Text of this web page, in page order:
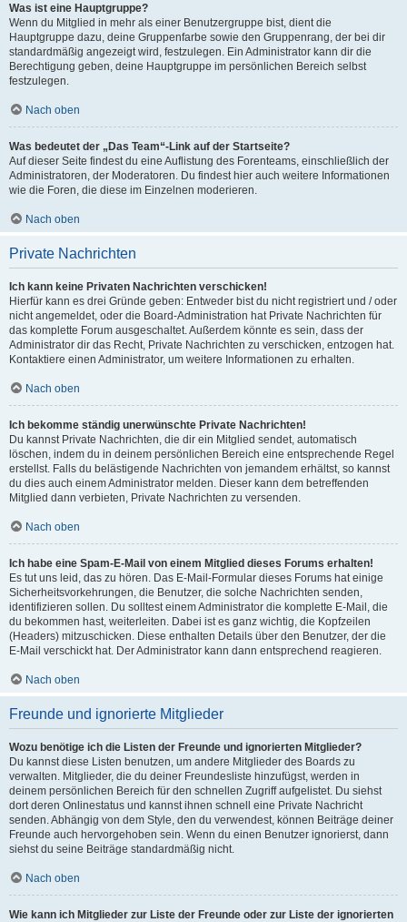
Was ist eine Hauptgruppe?
Wenn du Mitglied in mehr als einer Benutzergruppe bist, dient die
Hauptgruppe dazu, deine Gruppenfarbe sowie den Gruppenrang, der bei dir
standardmäßig angezeigt wird, festzulegen. Ein Administrator kann dir die
Berechtigung geben, deine Hauptgruppe im persönlichen Bereich selbst
festzulegen.
Nach oben
Was bedeutet der „Das Team“-Link auf der Startseite?
Auf dieser Seite findest du eine Auflistung des Forenteams, einschließlich der
Administratoren, der Moderatoren. Du findest hier auch weitere Informationen
wie die Foren, die diese im Einzelnen moderieren.
Nach oben
Private Nachrichten
Ich kann keine Privaten Nachrichten verschicken!
Hierfür kann es drei Gründe geben: Entweder bist du nicht registriert und / oder
nicht angemeldet, oder die Board-Administration hat Private Nachrichten für
das komplette Forum ausgeschaltet. Außerdem könnte es sein, dass der
Administrator dir das Recht, Private Nachrichten zu verschicken, entzogen hat.
Kontaktiere einen Administrator, um weitere Informationen zu erhalten.
Nach oben
Ich bekomme ständig unerwünschte Private Nachrichten!
Du kannst Private Nachrichten, die dir ein Mitglied sendet, automatisch
löschen, indem du in deinem persönlichen Bereich eine entsprechende Regel
erstellst. Falls du belästigende Nachrichten von jemandem erhältst, so kannst
du dies auch einem Administrator melden. Dieser kann dem betreffenden
Mitglied dann verbieten, Private Nachrichten zu versenden.
Nach oben
Ich habe eine Spam-E-Mail von einem Mitglied dieses Forums erhalten!
Es tut uns leid, das zu hören. Das E-Mail-Formular dieses Forums hat einige
Sicherheitsvorkehrungen, die Benutzer, die solche Nachrichten senden,
identifizieren sollen. Du solltest einem Administrator die komplette E-Mail, die
du bekommen hast, weiterleiten. Dabei ist es ganz wichtig, die Kopfzeilen
(Headers) mitzuschicken. Diese enthalten Details über den Benutzer, der die
E-Mail verschickt hat. Der Administrator kann dann entsprechend reagieren.
Nach oben
Freunde und ignorierte Mitglieder
Wozu benötige ich die Listen der Freunde und ignorierten Mitglieder?
Du kannst diese Listen benutzen, um andere Mitglieder des Boards zu
verwalten. Mitglieder, die du deiner Freundesliste hinzufügst, werden in
deinem persönlichen Bereich für den schnellen Zugriff aufgelistet. Du siehst
dort deren Onlinestatus und kannst ihnen schnell eine Private Nachricht
senden. Abhängig von dem Style, den du verwendest, können Beiträge deiner
Freunde auch hervorgehoben sein. Wenn du einen Benutzer ignorierst, dann
siehst du seine Beiträge standardmäßig nicht.
Nach oben
Wie kann ich Mitglieder zur Liste der Freunde oder zur Liste der ignorierten